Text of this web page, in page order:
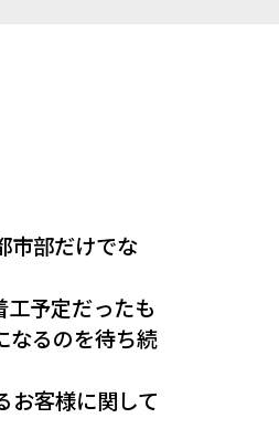
市部だけでな
予定だったも
なるのを待ち続
お客様に関して